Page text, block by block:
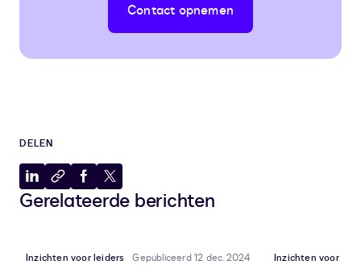
Contact opnemen
DELEN
Delen
op
Kopiëren
naar
Delen
op
Delen
op
Gerelateerde berichten
Inzichten voor leiders Gepubliceerd 12 dec. 2024 Inzichten voor